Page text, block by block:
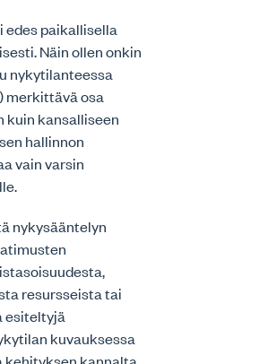
paikallisella
Näin ollen onkin
nykytilanteessa
merkittävä osa
kansalliseen
hallinnon
vain varsin
nykysääntelyn
resursseista tai
esiteltyjä
kuvauksessa